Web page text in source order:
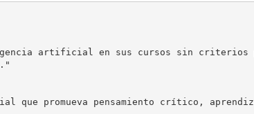
artificial en sus cursos sin criterios
que promueva pensamiento crítico,